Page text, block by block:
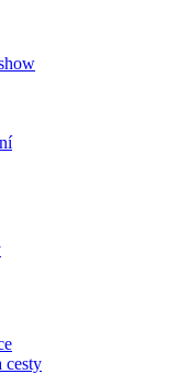
cesty